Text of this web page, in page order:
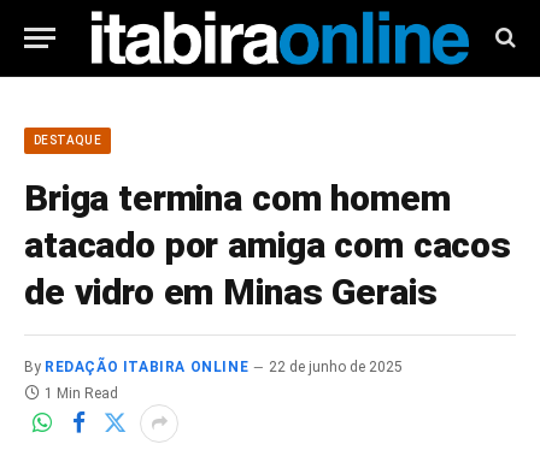
DESTAQUE
Briga termina com homem
atacado por amiga com cacos
de vidro em Minas Gerais
By REDAÇÃO ITABIRA ONLINE
22 de junho de 2025
1 Min Read